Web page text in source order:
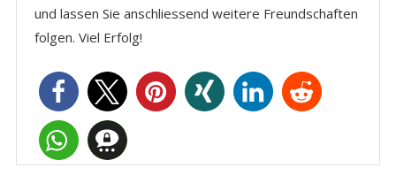
und lassen Sie anschliessend weitere Freundschaften
folgen. Viel Erfolg!